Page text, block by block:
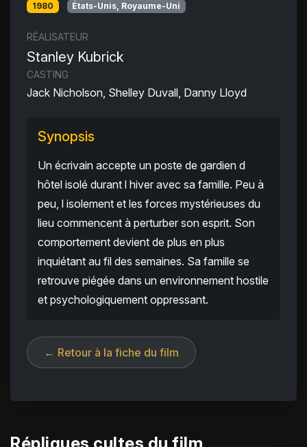
1980 États-Unis, Royaume-Uni
RÉALISATEUR
Stanley Kubrick
CASTING
Jack Nicholson, Shelley Duvall, Danny Lloyd
Synopsis
Un écrivain accepte un poste de gardien d
hôtel isolé durant l hiver avec sa famille. Peu à
peu, l isolement et les forces mystérieuses du
lieu commencent à perturber son esprit. Son
comportement devient de plus en plus
inquiétant au fil des semaines. Sa famille se
retrouve piégée dans un environnement hostile
et psychologiquement oppressant.
← Retour à la fiche du film